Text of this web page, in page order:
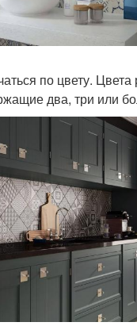
по цвету. Цвета
два, три или